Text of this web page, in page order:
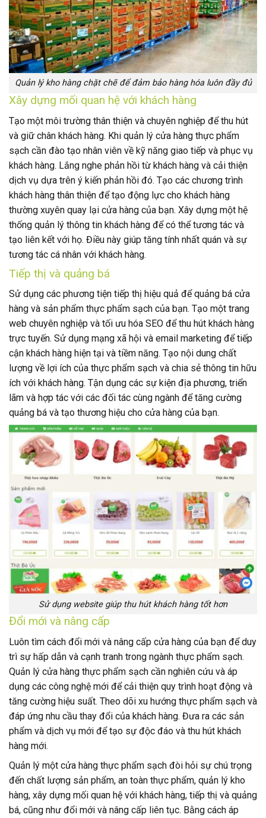
Quản lý kho hàng chặt chẽ để đảm bảo hàng hóa luôn đầy đủ
Xây dựng mối quan hệ với khách hàng
Tạo một môi trường thân thiện và chuyên nghiệp để thu hút
và giữ chân khách hàng. Khi quản lý cửa hàng thực phẩm
sạch cần đào tạo nhân viên về kỹ năng giao tiếp và phục vụ
khách hàng. Lắng nghe phản hồi từ khách hàng và cải thiện
dịch vụ dựa trên ý kiến ​​phản hồi đó. Tạo các chương trình
khách hàng thân thiện để tạo động lực cho khách hàng
thường xuyên quay lại cửa hàng của bạn. Xây dựng một hệ
thống quản lý thông tin khách hàng để có thể tương tác và
tạo liên kết với họ. Điều này giúp tăng tính nhất quán và sự
tương tác cá nhân với khách hàng.
Tiếp thị và quảng bá
Sử dụng các phương tiện tiếp thị hiệu quả để quảng bá cửa
hàng và sản phẩm thực phẩm sạch của bạn. Tạo một trang
web chuyên nghiệp và tối ưu hóa SEO để thu hút khách hàng
trực tuyến. Sử dụng mạng xã hội và email marketing để tiếp
cận khách hàng hiện tại và tiềm năng. Tạo nội dung chất
lượng về lợi ích của thực phẩm sạch và chia sẻ thông tin hữu
ích với khách hàng. Tận dụng các sự kiện địa phương, triển
lãm và hợp tác với các đối tác cùng ngành để tăng cường
quảng bá và tạo thương hiệu cho cửa hàng của bạn.
Sử dụng website giúp thu hút khách hàng tốt hơn
Đổi mới và nâng cấp
Luôn tìm cách đổi mới và nâng cấp cửa hàng của bạn để duy
trì sự hấp dẫn và cạnh tranh trong ngành thực phẩm sạch.
Quản lý cửa hàng thực phẩm sạch cần nghiên cứu và áp
dụng các công nghệ mới để cải thiện quy trình hoạt động và
tăng cường hiệu suất. Theo dõi xu hướng thực phẩm sạch và
đáp ứng nhu cầu thay đổi của khách hàng. Đưa ra các sản
phẩm và dịch vụ mới để tạo sự độc đáo và thu hút khách
hàng mới.
Quản lý một cửa hàng thực phẩm sạch đòi hỏi sự chú trọng
đến chất lượng sản phẩm, an toàn thực phẩm, quản lý kho
hàng, xây dựng mối quan hệ với khách hàng, tiếp thị và quảng
bá, cũng như đổi mới và nâng cấp liên tục. Bằng cách áp